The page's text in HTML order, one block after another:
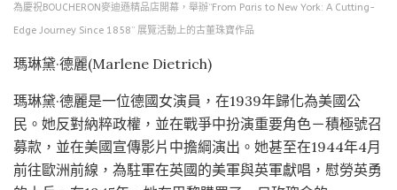
為慶祝BOUCHERON麥迪遜精品店開幕，舉辦“From Paris to New York: A Cutting-
Edge Journey Since 1858” 展覽活動上的古董珠寶作品
瑪琳黛·德麗(Marlene Dietrich)
瑪琳黛·德麗是一位德國女演員，在1939年歸化為美國公
民。她反對納粹政權，並在戰爭中扮演重要角色－積極號召
募款，並在美國宣傳影片中擔綱演出。她甚至在1944年4月
前往歐洲前線，為駐軍在英國的美軍與英軍獻唱，慰勞英勇